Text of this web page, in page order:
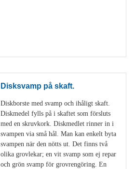
Disksvamp på skaft.
Diskborste med svamp och ihåligt skaft.
Diskmedel fylls på i skaftet som försluts
med en skruvkork. Diskmedlet rinner in i
svampen via små hål. Man kan enkelt byta
svampen när den nötts ut. Det finns två
olika grovlekar; en vit svamp som ej repar
och grön svamp för grovrengöring. En